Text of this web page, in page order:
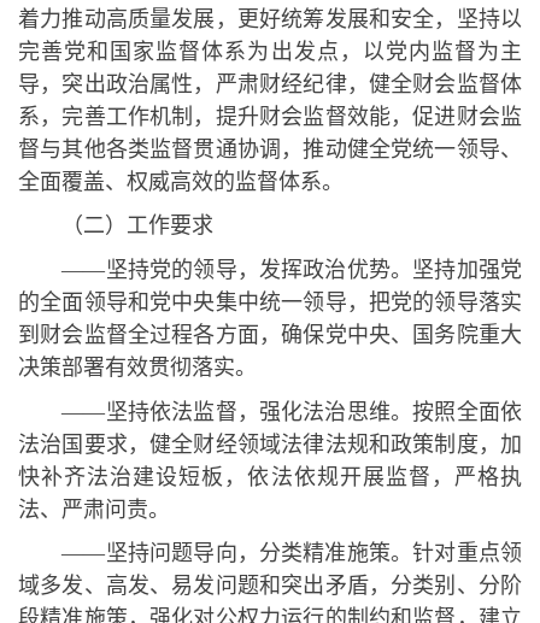
着力推动高质量发展，更好统筹发展和安全，坚持以
完善党和国家监督体系为出发点，以党内监督为主
导，突出政治属性，严肃财经纪律，健全财会监督体
系，完善工作机制，提升财会监督效能，促进财会监
督与其他各类监督贯通协调，推动健全党统一领导、
全面覆盖、权威高效的监督体系。
（二）工作要求
——坚持党的领导，发挥政治优势。坚持加强党
的全面领导和党中央集中统一领导，把党的领导落实
到财会监督全过程各方面，确保党中央、国务院重大
决策部署有效贯彻落实。
——坚持依法监督，强化法治思维。按照全面依
法治国要求，健全财经领域法律法规和政策制度，加
快补齐法治建设短板，依法依规开展监督，严格执
法、严肃问责。
——坚持问题导向，分类精准施策。针对重点领
域多发、高发、易发问题和突出矛盾，分类别、分阶